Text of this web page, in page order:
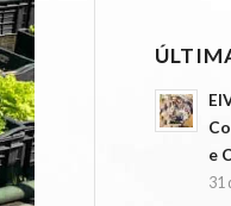
e
31